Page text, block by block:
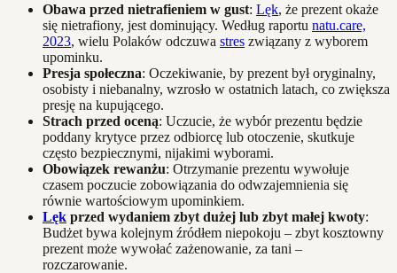
Obawa przed nietrafieniem w gust: Lęk, że prezent okaże
się nietrafiony, jest dominujący. Według raportu natu.care,
2023, wielu Polaków odczuwa stres związany z wyborem
upominku.
Presja społeczna: Oczekiwanie, by prezent był oryginalny,
osobisty i niebanalny, wzrosło w ostatnich latach, co zwiększa
presję na kupującego.
Strach przed oceną: Uczucie, że wybór prezentu będzie
poddany krytyce przez odbiorcę lub otoczenie, skutkuje
często bezpiecznymi, nijakimi wyborami.
Obowiązek rewanżu: Otrzymanie prezentu wywołuje
czasem poczucie zobowiązania do odwzajemnienia się
równie wartościowym upominkiem.
Lęk przed wydaniem zbyt dużej lub zbyt małej kwoty:
Budżet bywa kolejnym źródłem niepokoju – zbyt kosztowny
prezent może wywołać zażenowanie, za tani –
rozczarowanie.